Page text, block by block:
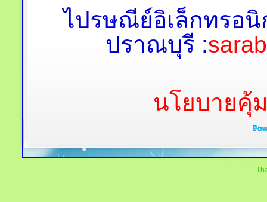
ไปรษณีย์อิเล็กทรอนิ
ปราณบุรี :
นโยบายคุ้